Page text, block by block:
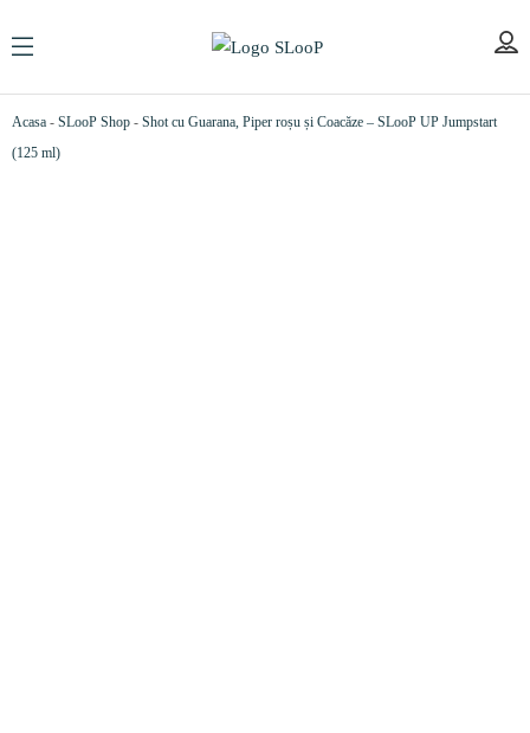
Acasa - SLooP Shop - Shot cu Guarana, Piper roșu și Coacăze – SLooP UP Jumpstart
(125 ml)